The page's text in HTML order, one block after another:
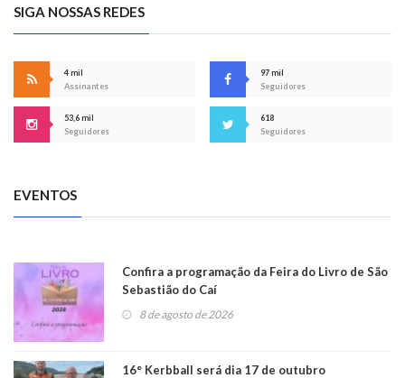
SIGA NOSSAS REDES
4 mil
Assinantes
97 mil
Seguidores
53,6 mil
Seguidores
618
Seguidores
EVENTOS
Confira a programação da Feira do Livro de São
Sebastião do Caí
8 de agosto de 2026
16° Kerbball será dia 17 de outubro